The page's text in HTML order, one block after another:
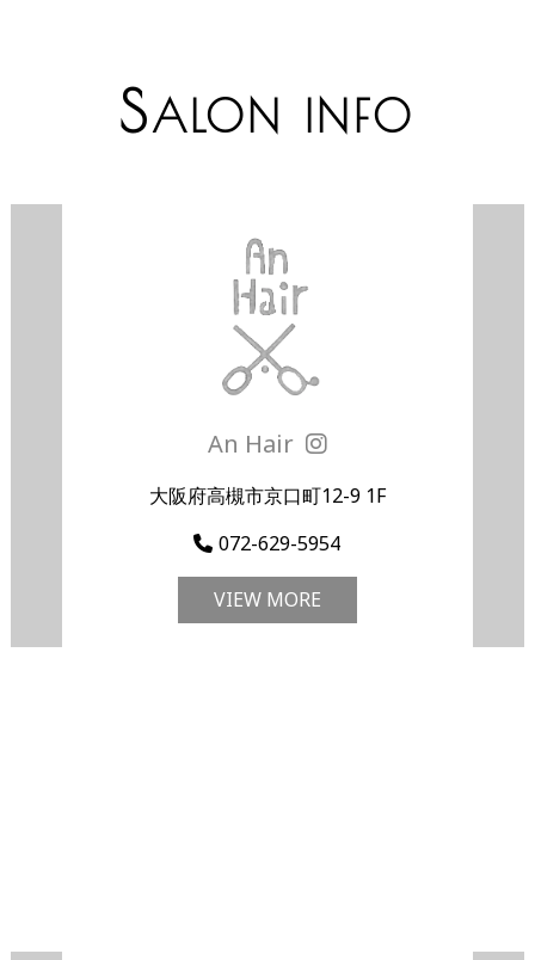
SALON INFO
An Hair
大阪府高槻市京口町12-9 1F
072-629-5954
VIEW MORE